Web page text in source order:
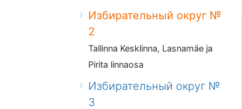
Избирательный округ №
2
Tallinna Kesklinna, Lasnamäe ja
Pirita linnaosa
Избирательный округ №
3